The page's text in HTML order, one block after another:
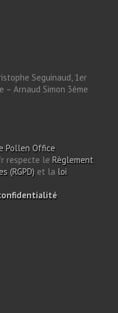
Seguinaud, 1er
– Arnaud Simon 3ème
Pollen Office
respecte le Règlement
(RGPD) et la loi